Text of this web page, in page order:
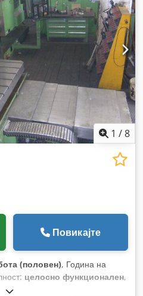
1 /8
Повикајте
(половен), Година на
целосно функционален,
оската: